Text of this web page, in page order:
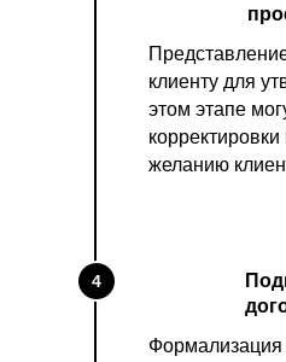
клиенту для
этом этапе
желанию
Формализация
4